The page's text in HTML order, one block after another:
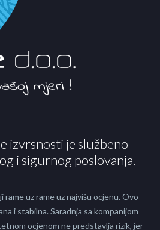
izvrsnosti je službeno
i sigurnog poslovanja.
rame uz rame uz najvišu ocjenu. Ovo
i stabilna. Saradnja sa kompanijom
ocjenom ne predstavlja rizik, jer